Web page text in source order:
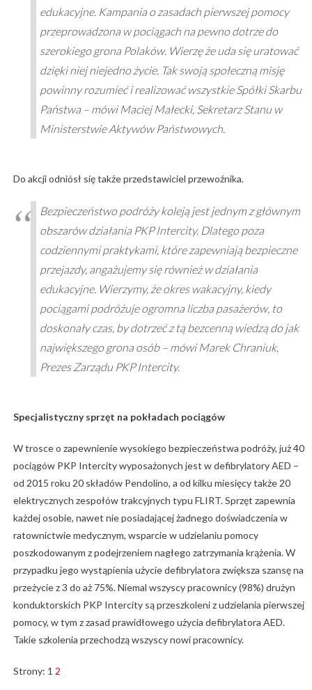
edukacyjne. Kampania o zasadach pierwszej pomocy
przeprowadzona w pociągach na pewno dotrze do
szerokiego grona Polaków. Wierzę że uda się uratować
dzięki niej niejedno życie. Tak swoją społeczną misję
powinny rozumieć i realizować wszystkie Spółki Skarbu
Państwa – mówi Maciej Małecki, Sekretarz Stanu w
Ministerstwie Aktywów Państwowych.
Do akcji odniósł się także przedstawiciel przewoźnika.
Bezpieczeństwo podróży koleją jest jednym z głównym
obszarów działania PKP Intercity. Dlatego poza
codziennymi praktykami, które zapewniają bezpieczne
przejazdy, angażujemy się również w działania
edukacyjne. Wierzymy, że okres wakacyjny, kiedy
pociągami podróżuje ogromna liczba pasażerów, to
doskonały czas, by dotrzeć z tą bezcenną wiedzą do jak
największego grona osób – mówi Marek Chraniuk,
Prezes Zarządu PKP Intercity.
Specjalistyczny sprzęt na pokładach pociągów
W trosce o zapewnienie wysokiego bezpieczeństwa podróży, już 40
pociągów PKP Intercity wyposażonych jest w defibrylatory AED –
od 2015 roku 20 składów Pendolino, a od kilku miesięcy także 20
elektrycznych zespołów trakcyjnych typu FLIRT. Sprzęt zapewnia
każdej osobie, nawet nie posiadającej żadnego doświadczenia w
ratownictwie medycznym, wsparcie w udzielaniu pomocy
poszkodowanym z podejrzeniem nagłego zatrzymania krążenia. W
przypadku jego wystąpienia użycie defibrylatora zwiększa szansę na
przeżycie z 3 do aż 75%. Niemal wszyscy pracownicy (98%) drużyn
konduktorskich PKP Intercity są przeszkoleni z udzielania pierwszej
pomocy, w tym z zasad prawidłowego użycia defibrylatora AED.
Takie szkolenia przechodzą wszyscy nowi pracownicy.
Strony: 1 2